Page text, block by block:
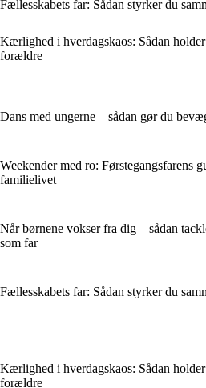
Fællesskabets far: Sådan styrker du
Kærlighed i hverdagskaos: Sådan
forældre
Dans med ungerne – sådan gør du
Weekender med ro: Førstegangsfarens
familielivet
Når børnene vokser fra dig – sådan
som far
Fællesskabets far: Sådan styrker du
Kærlighed i hverdagskaos: Sådan
forældre